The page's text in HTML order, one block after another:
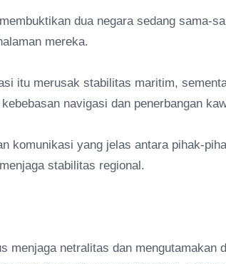
dua negara sedang sama-
mereka.
itu merusak stabilitas maritim,
navigasi dan penerbangan
komunikasi yang jelas antara pihak-
stabilitas regional.
menjaga netralitas dan